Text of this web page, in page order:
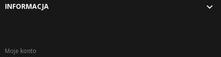
INFORMACJA 
Moje konto